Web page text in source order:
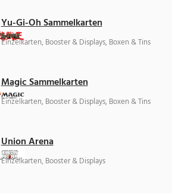
Yu-Gi-Oh Sammelkarten
Einzelkarten, Booster & Displays, Boxen & Tins
Magic Sammelkarten
Einzelkarten, Booster & Displays, Boxen & Tins
Union Arena
Einzelkarten, Booster & Displays